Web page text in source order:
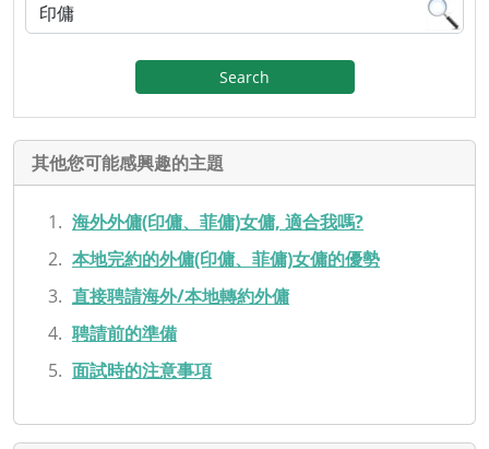
Search
其他您可能感興趣的主題
海外外傭(印傭、菲傭)女傭, 適合我嗎?
本地完約的外傭(印傭、菲傭)女傭的優勢
直接聘請海外/本地轉約外傭
聘請前的準備
面試時的注意事項